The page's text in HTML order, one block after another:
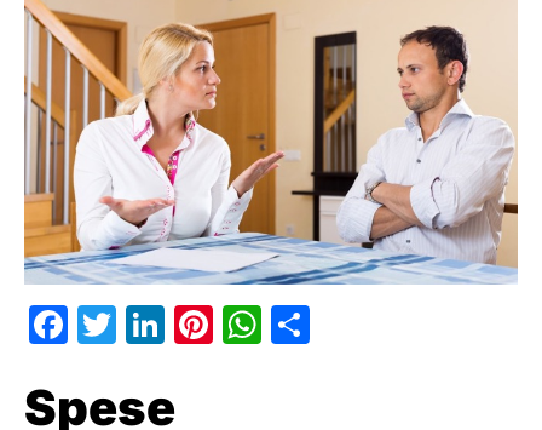
Facebook
Twitter
LinkedIn
Pinterest
WhatsApp
Spese